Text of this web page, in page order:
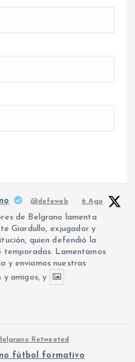
@defeweb · 6 Ago
de Belgrano lamenta
Giardullo, exjugador y
quien defendió la
temporadas. Lamentamos
y enviamos nuestras
y amigos, y
Retweeted
fútbol formativo